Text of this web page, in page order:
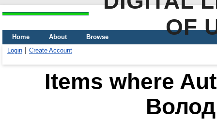
OF
Home About
Browse
Login
Create Account
Items where